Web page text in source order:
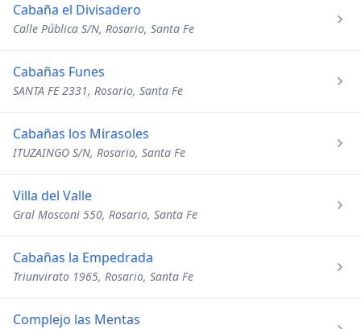
Cabaña el Divisadero
Calle Pública S/N, Rosario, Santa Fe
Cabañas Funes
SANTA FE 2331, Rosario, Santa Fe
Cabañas los Mirasoles
ITUZAINGO S/N, Rosario, Santa Fe
Villa del Valle
Gral Mosconi 550, Rosario, Santa Fe
Cabañas la Empedrada
Triunvirato 1965, Rosario, Santa Fe
Complejo las Mentas